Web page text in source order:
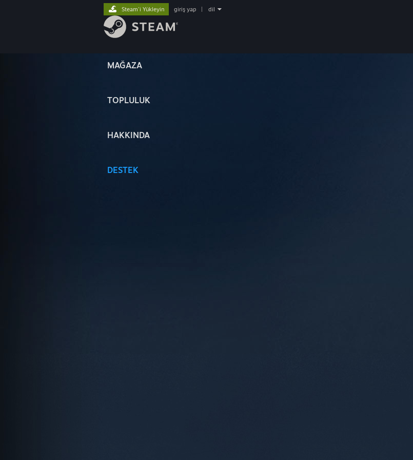
MAĞAZA
TOPLULUK
HAKKINDA
DESTEK
Steam'i Yükleyin giriş yap dil